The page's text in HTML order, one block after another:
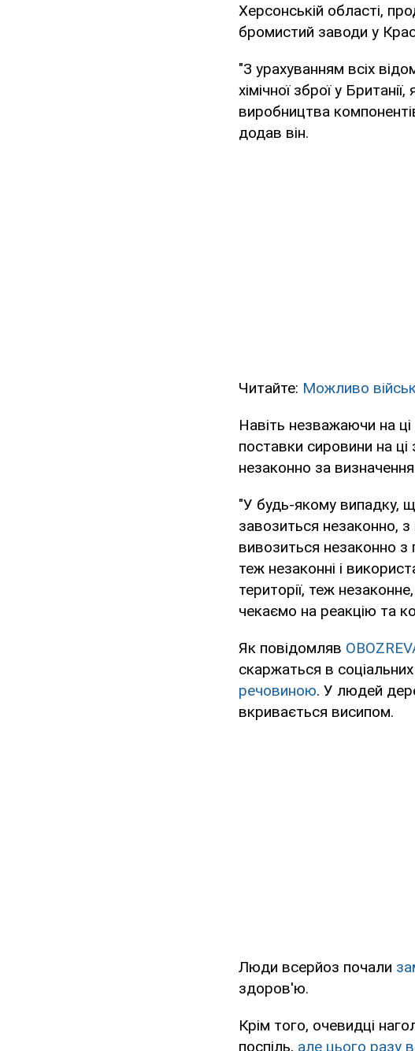
Херсонській області,
бромистий заводи у
"З урахуванням всіх
хімічної зброї у
виробництва
додав він.
Читайте: Можливо
Навіть незважаючи на
поставки сировини на ці
незаконно за
"У будь-якому випадку,
завозиться незаконно,
вивозиться незаконно з
теж незаконні і
території, теж
чекаємо на реакцію та
Як повідомляв
скаржаться в
речовиною. У людей
вкривається висипом.
Люди всерйоз почали
здоров'ю.
Крім того, очевидці
поспіль, але цього разу